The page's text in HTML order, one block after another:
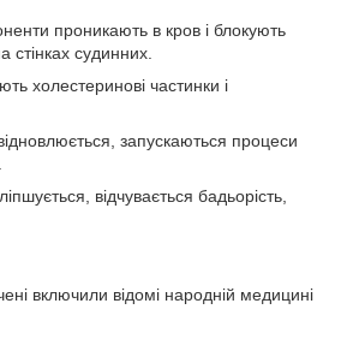
проникають в кров і блокують
стінках судинних.
холестеринові частинки і
запускаються процеси
відчувається бадьорість,
включили відомі народній медицині